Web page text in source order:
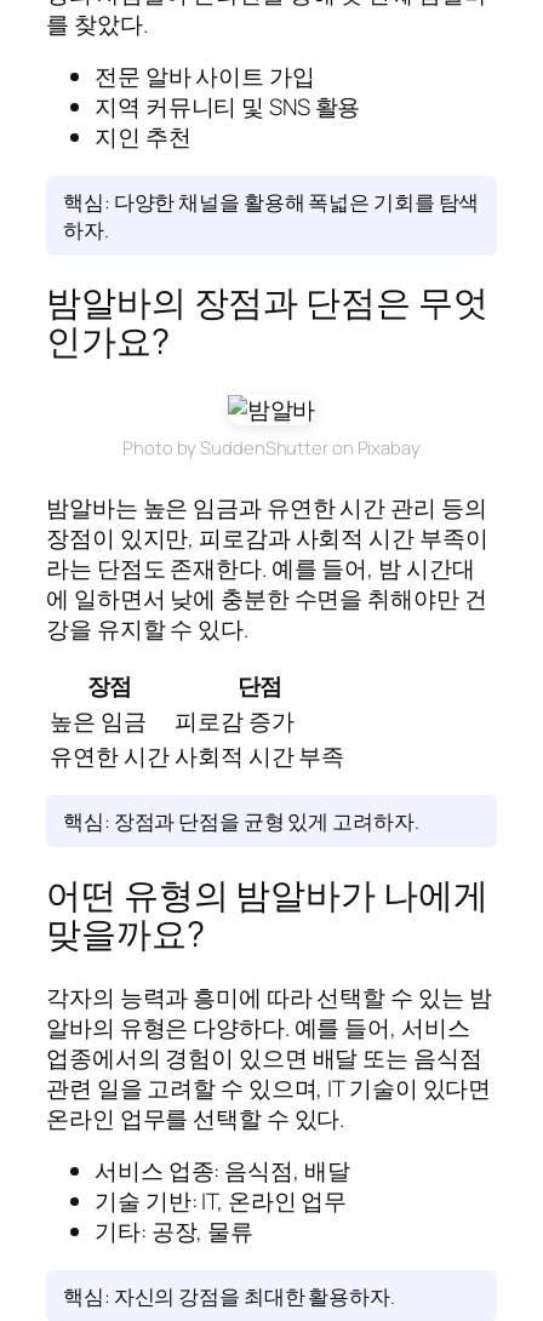
를 찾았다.
전문 알바 사이트 가입
지역 커뮤니티 및 SNS 활용
지인 추천
핵심: 다양한 채널을 활용해 폭넓은 기회를 탐색
하자.
밤알바의 장점과 단점은 무엇
인가요?
Photo by SuddenShutter on Pixabay
밤알바는 높은 임금과 유연한 시간 관리 등의
장점이 있지만, 피로감과 사회적 시간 부족이
라는 단점도 존재한다. 예를 들어, 밤 시간대
에 일하면서 낮에 충분한 수면을 취해야만 건
강을 유지할 수 있다.
장점
단점
높은 임금
피로감 증가
유연한 시간 사회적 시간 부족
핵심: 장점과 단점을 균형 있게 고려하자.
어떤 유형의 밤알바가 나에게
맞을까요?
각자의 능력과 흥미에 따라 선택할 수 있는 밤
알바의 유형은 다양하다. 예를 들어, 서비스
업종에서의 경험이 있으면 배달 또는 음식점
관련 일을 고려할 수 있으며, IT 기술이 있다면
온라인 업무를 선택할 수 있다.
서비스 업종: 음식점, 배달
기술 기반: IT, 온라인 업무
기타: 공장, 물류
핵심: 자신의 강점을 최대한 활용하자.